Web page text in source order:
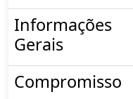
Informações
Gerais
Compromisso